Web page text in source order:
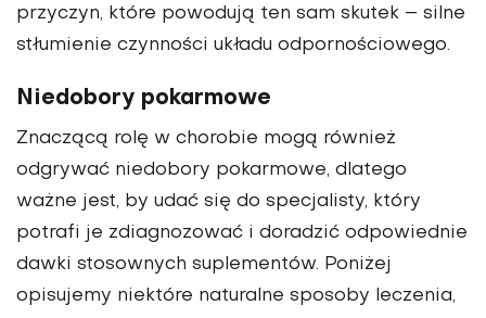
przyczyn, które powodują ten sam skutek – silne
stłu­mienie czynności układu odpornościowego.
Niedobory pokar­mowe
Znaczącą rolę w chorobie mogą również
odgrywać niedobory pokar­mowe, dlatego
ważne jest, by udać się do specjalisty, który
potrafi je zdiagnozować i doradzić odpowiednie
daw­ki stosownych suplementów. Poniżej
opisujemy niektóre naturalne sposoby leczenia,